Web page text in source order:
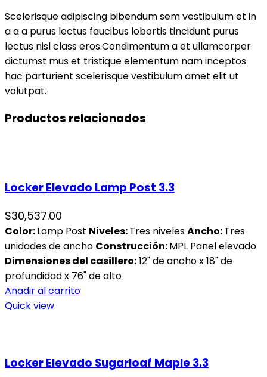
Scelerisque adipiscing bibendum sem vestibulum et in
a a a purus lectus faucibus lobortis tincidunt purus
lectus nisl class eros.Condimentum a et ullamcorper
dictumst mus et tristique elementum nam inceptos
hac parturient scelerisque vestibulum amet elit ut
volutpat.
Productos relacionados
Locker Elevado Lamp Post 3.3
$30,537.00
Color:Lamp Post Niveles:Tres nivelesAncho:Tres
unidades de ancho Construcción:MPL Panel elevado
Dimensiones del casillero:12" de ancho x 18" de
profundidad x 76" de alto
Añadir al carrito
Quick view
Locker Elevado Sugarloaf Maple 3.3